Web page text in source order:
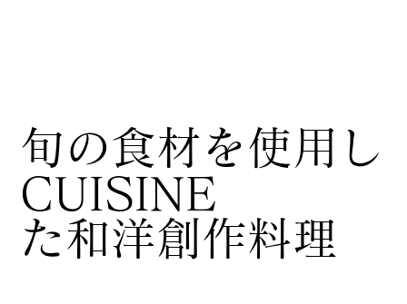
CUISINE
​旬の食材を使用し
た和洋創作料理